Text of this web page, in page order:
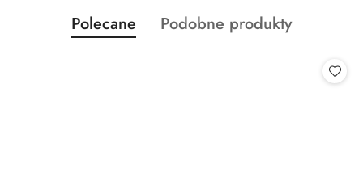
Pomiń karuzelę produktów
Produkty
o
Polecane
Produkty
Podobne produkty